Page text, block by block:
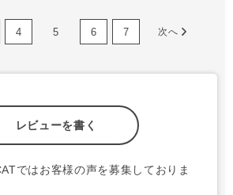
4 5 6 7 次へ
レビューを書く
ではお客様の声を募集しておりま